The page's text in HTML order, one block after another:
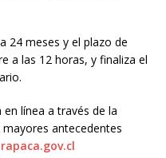
24 meses y el plazo de
a las 12 horas, y finaliza el
línea a través de la
mayores antecedentes